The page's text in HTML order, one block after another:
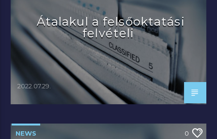
Átalakul a felsőoktatási
felvételi
2022.07.29.
NEWS 0